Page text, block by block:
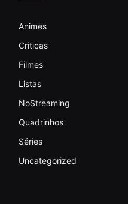
Animes
Criticas
Filmes
Listas
NoStreaming
Quadrinhos
Séries
Uncategorized